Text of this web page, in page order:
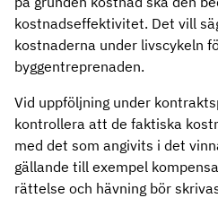
kostnadseffektivitet. Det vill
kostnaderna under livscykeln
byggentreprenaden.
Vid uppföljning under
kontrollera att de faktiska
med det som angivits i det
gällande till exempel
rättelse och hävning bör